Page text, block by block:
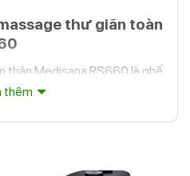
thư giãn toàn
thân Medisana RS660 là ghế
cấp giúp mang đến sự
nhấn cho phòng khách
thêm